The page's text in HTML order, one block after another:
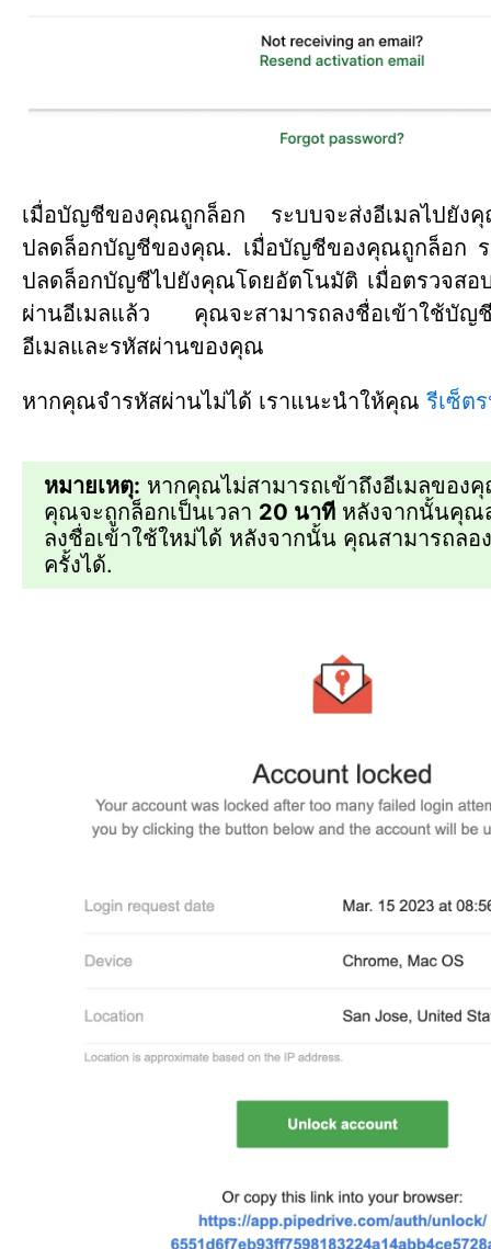
เมื่อบัญชีของคุณถูกล็อก ระบบจะส่งอีเมลไปยัง
ปลดล็อกบัญชีของคุณ. เมื่อบัญชีของคุณถูกล็อก ร
ปลดล็อกบัญชีไปยังคุณโดยอัตโนมัติ เมื่อตรวจส
ผ่านอีเมลแล้ว คุณจะสามารถลงชื่อเข้าใช้บัญชี
อีเมลและรหัสผ่านของคุณ
หากคุณจำรหัสผ่านไม่ได้ เราแนะนำให้คุณ รีเซ็ต
หมายเหตุ: หากคุณไม่สามารถเข้าถึงอีเมลขอ
คุณจะถูกล็อกเป็นเวลา 20 นาที หลังจากนั้นคุณ
ลงชื่อเข้าใช้ใหม่ได้ หลังจากนั้น คุณสามารถลอ
ครั้งได้.